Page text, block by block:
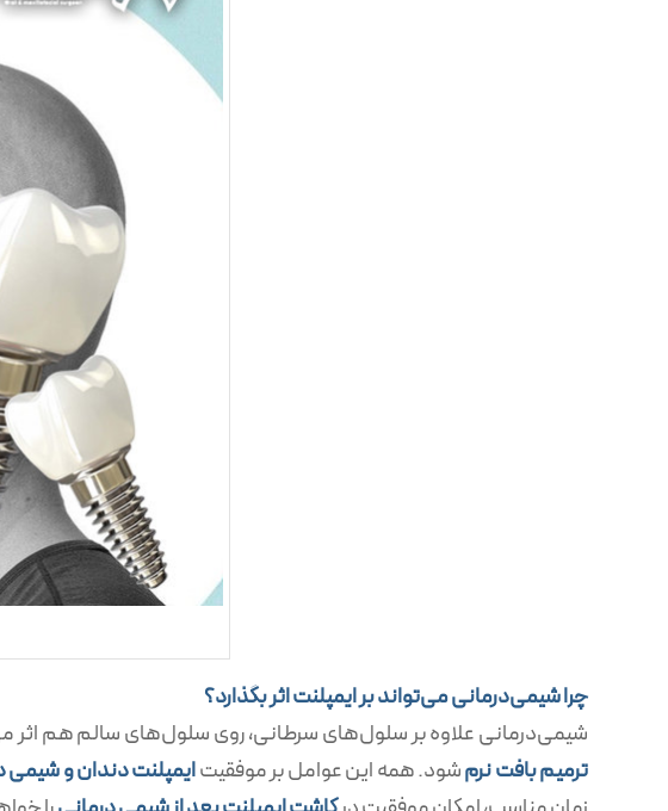
چرا شیمی‌درمانی می‌تواند بر ایمپلنت اثر بگذارد؟
شیمی‌درمانی علاوه بر سلول‌های سرطانی، روی سلول‌های سالم هم اثر
ترمیم بافت نرمشود. همه این عوامل بر موفقیتایمپلنت دندان و شیمی